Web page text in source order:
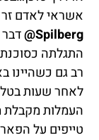
אשראי לאדם זר
Spilberg@
התגלתה
רב גם כשהיינו
לאחר שעות
העמלות מקבלת
טייפים על